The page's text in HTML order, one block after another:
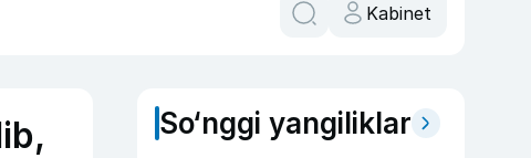
Kabinet
So‘nggi yangiliklar